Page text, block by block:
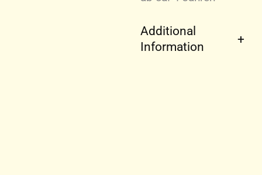
Additional
Information